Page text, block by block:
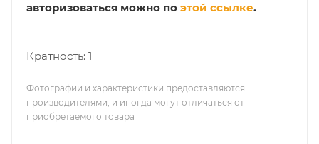
авторизоваться можно по этой ссылке.
Кратность: 1
Фотографии и характеристики предоставляются
производителями, и иногда могут отличаться от
приобретаемого товара